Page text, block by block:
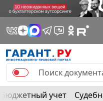
Бюджетный учет